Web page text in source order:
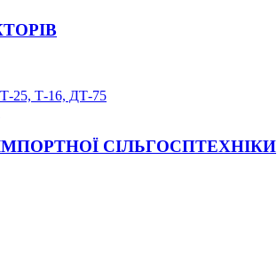
Т-16, ДТ-75
СІЛЬГОСПТЕХНІКИ